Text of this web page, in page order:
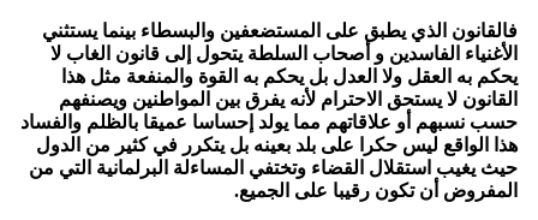
فالقانون الذي يطبق على المستضعفين والبسطاء بينما يستثني
الأغنياء الفاسدين و أصحاب السلطة يتحول إلى قانون الغاب لا
يحكم به العقل ولا العدل بل يحكم به القوة والمنفعة مثل هذا
القانون لا يستحق الاحترام لأنه يفرق بين المواطنين ويصنفهم
حسب نسبهم أو علاقاتهم مما يولد إحساسا عميقا بالظلم والفساد
هذا الواقع ليس حكرا على بلد بعينه بل يتكرر في كثير من الدول
حيث يغيب استقلال القضاء وتختفي المساءلة البرلمانية التي من
المفروض أن تكون رقيبا على الجميع.